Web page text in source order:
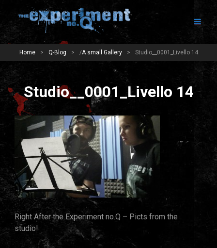
Home > Q-Blog > /A small Gallery > Studio__0001_Livello 14
Studio__0001_Livello 14
Right After the Experiment no.Q – Picts from the
studio!